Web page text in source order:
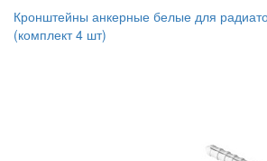
Кронштейны анкерные белые для
(комплект 4 шт)